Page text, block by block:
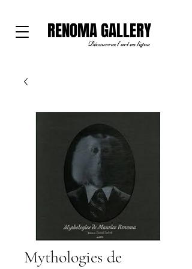
RENOMA GALLERY
Découvrez l'art en ligne
Mythologies de